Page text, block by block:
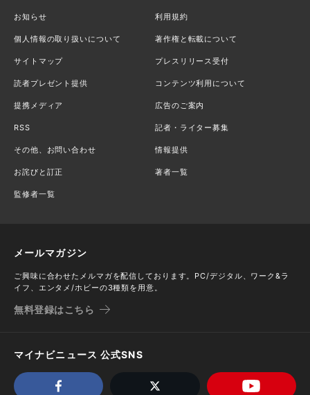
お知らせ 利用規約
個人情報の取り扱いについて 著作権と転載について
サイトマップ プレスリリース受付
読者プレゼント提供 コンテンツ利用について
提携メディア 広告のご案内
RSS 記者・ライター募集
その他、お問い合わせ 情報提供
お詫びと訂正 著者一覧
監修者一覧
メールマガジン
ご興味に合わせたメルマガを配信しております。PC/デジタル、ワーク&ラ
イフ、エンタメ/ホビーの3種類を用意。
無料登録はこちら
マイナビニュース 公式SNS